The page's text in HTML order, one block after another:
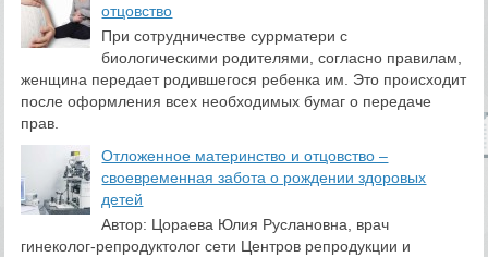
отцовство
При сотрудничестве суррматери с
биологическими родителями, согласно правилам,
женщина передает родившегося ребенка им. Это происходит
после оформления всех необходимых бумаг о передаче
прав.
Отложенное материнство и отцовство –
своевременная забота о рождении здоровых
детей
Автор: Цораева Юлия Руслановна, врач
гинеколог-репродуктолог сети Центров репродукции и